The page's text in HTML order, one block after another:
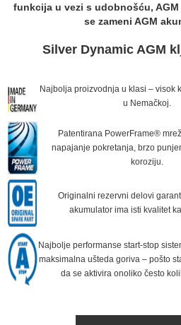
funkcija u vezi s udobnošću,
se zameni AGM
Silver Dynamic AGM
Najbolja proizvodnja u klasi – visok
u Nemačkoj.
Patentirana PowerFrame®
napajanje pokretanja, brzo
koroziju.
Originalni rezervni delovi
akumulator ima isti kvalitet
Najbolje performanse start-stop
maksimalna ušteda goriva – pošto
da se aktivira onoliko često